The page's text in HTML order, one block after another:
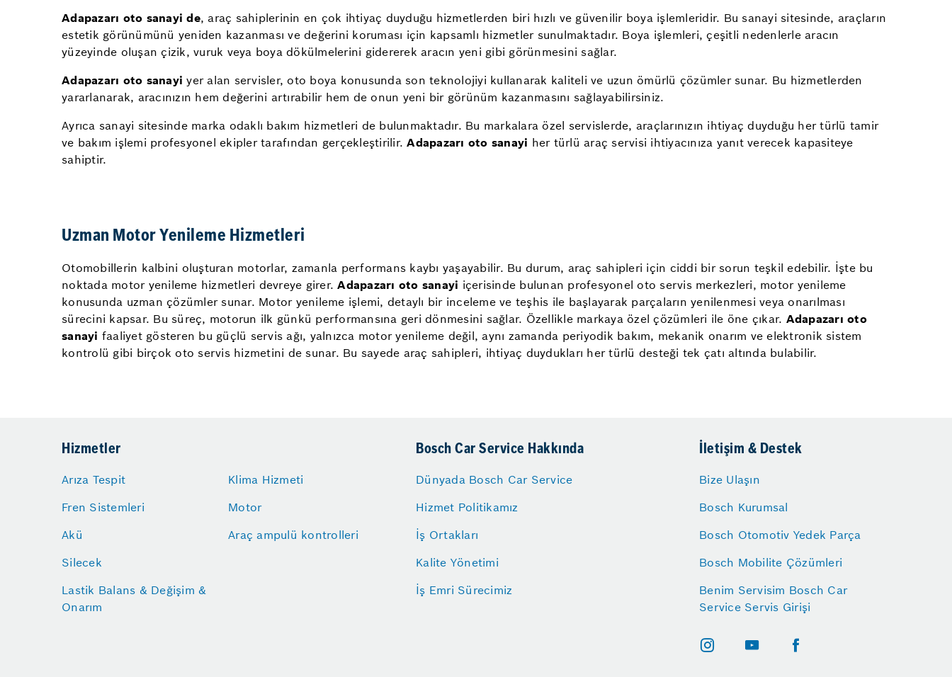
Adapazarı oto sanayi de, araç sahiplerinin en çok ihtiyaç duyduğu hizmetlerden biri hızlı ve güvenilir boya işlemleridir. Bu sanayi sitesinde, araçların
estetik görünümünü yeniden kazanması ve değerini koruması için kapsamlı hizmetler sunulmaktadır. Boya işlemleri, çeşitli nedenlerle aracın
yüzeyinde oluşan çizik, vuruk veya boya dökülmelerini gidererek aracın yeni gibi görünmesini sağlar.
Adapazarı oto sanayi yer alan servisler, oto boya konusunda son teknolojiyi kullanarak kaliteli ve uzun ömürlü çözümler sunar. Bu hizmetlerden
yararlanarak, aracınızın hem değerini artırabilir hem de onun yeni bir görünüm kazanmasını sağlayabilirsiniz.
Ayrıca sanayi sitesinde marka odaklı bakım hizmetleri de bulunmaktadır. Bu markalara özel servislerde, araçlarınızın ihtiyaç duyduğu her türlü tamir
ve bakım işlemi profesyonel ekipler tarafından gerçekleştirilir.Adapazarı oto sanayi her türlü araç servisi ihtiyacınıza yanıt verecek kapasiteye
sahiptir.
Uzman Motor Yenileme Hizmetleri
Otomobillerin kalbini oluşturan motorlar, zamanla performans kaybı yaşayabilir. Bu durum, araç sahipleri için ciddi bir sorun teşkil edebilir. İşte bu
noktada motor yenileme hizmetleri devreye girer.Adapazarı oto sanayi içerisinde bulunan profesyonel oto servis merkezleri, motor yenileme
konusunda uzman çözümler sunar. Motor yenileme işlemi, detaylı bir inceleme ve teşhis ile başlayarak parçaların yenilenmesi veya onarılması
sürecini kapsar. Bu süreç, motorun ilk günkü performansına geri dönmesini sağlar. Özellikle markaya özel çözümleri ile öne çıkar. Adapazarı oto
sanayi faaliyet gösteren bu güçlü servis ağı, yalnızca motor yenileme değil, aynı zamanda periyodik bakım, mekanik onarım ve elektronik sistem
kontrolü gibi birçok oto servis hizmetini de sunar. Bu sayede araç sahipleri, ihtiyaç duydukları her türlü desteği tek çatı altında bulabilir.
Hizmetler
Arıza Tespit
Fren Sistemleri
Akü
Silecek
Lastik Balans & Değişim &
Onarım
Klima Hizmeti
Motor
Araç ampulü kontrolleri
Bosch Car Service Hakkında
Dünyada Bosch Car Service
Hizmet Politikamız
İş Ortakları
Kalite Yönetimi
İş Emri Sürecimiz
İletişim & Destek
Bize Ulaşın
Bosch Kurumsal
Bosch Otomotiv Yedek Parça
Bosch Mobilite Çözümleri
Benim Servisim Bosch Car
Service Servis Girişi